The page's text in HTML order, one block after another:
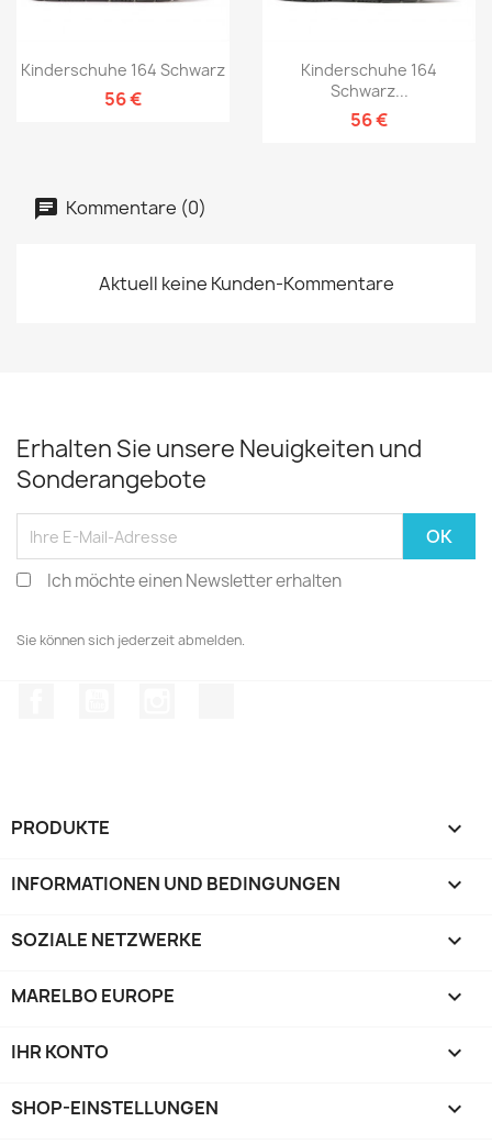
Kinderschuhe 164 Schwarz
56 €
Kinderschuhe 164
Schwarz...
56 €
Kommentare (0)
Aktuell keine Kunden-Kommentare
Erhalten Sie unsere Neuigkeiten und
Sonderangebote
Ich möchte einen Newsletter erhalten
Sie können sich jederzeit abmelden.
PRODUKTE 
INFORMATIONEN UND BEDINGUNGEN 
SOZIALE NETZWERKE 
MARELBO EUROPE 
IHR KONTO 
SHOP-EINSTELLUNGEN keyboard_arrow_down